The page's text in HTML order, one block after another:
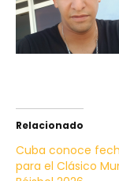
Relacionado
Cuba conoce
para el Clásico